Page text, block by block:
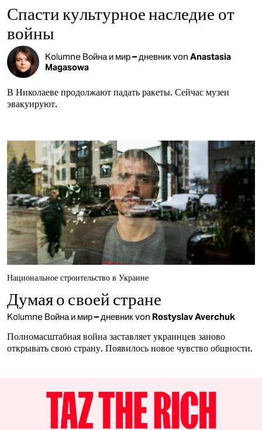
Спасти культурное наследие от
войны
Kolumne Война и мир – дневникvon Anastasia
Magasowa
В Николаеве продолжают падать ракеты. Сейчас музеи
эвакуируют.
Национальное строительство в Украине
Думая о своей стране
Kolumne Война и мир – дневникvon Rostyslav Averchuk
Полномасштабная война заставляет украинцев заново
открывать свою страну. Появилось новое чувство общности.